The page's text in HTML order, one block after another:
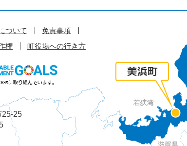
ついて
免責事項
権 町役場への行き方
25-25